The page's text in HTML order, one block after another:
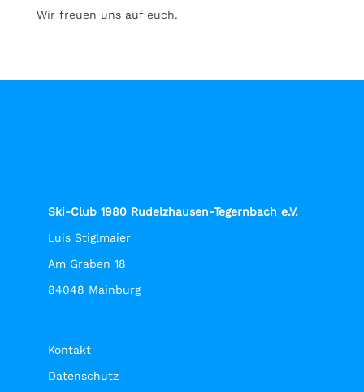
Wir freuen uns auf euch.
Ski-Club 1980 Rudelzhausen-Tegernbach e.V.
Luis Stiglmaier
Am Graben 18
84048 Mainburg
Kontakt
Datenschutz